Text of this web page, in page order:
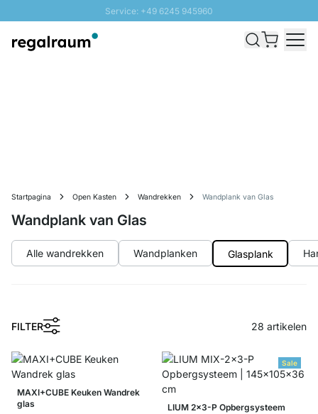
Service: +49 6245 945960
Snelle levering - Gratis verzending vanaf €100
Startpagina Open Kasten Wandrekken Wandplank van Glas
Wandplank van Glas
Alle wandrekken Wandplanken Glasplank
FILTER 28 artikelen
MAXI+CUBE Keuken Wandrek
glas
Sale
LIUM 2x3-P Opbergsysteem